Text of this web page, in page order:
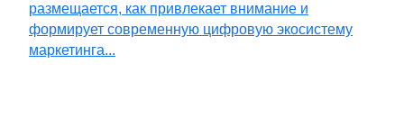
размещается, как привлекает внимание и
формирует современную цифровую экосистему
маркетинга...